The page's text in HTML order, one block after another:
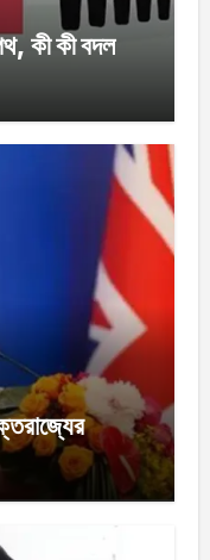
কী কী বদল